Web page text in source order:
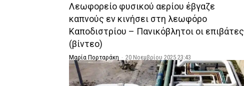
Λεωφορείο φυσικού αερίου έβγαζε
καπνούς εν κινήσει στη λεωφόρο
Καποδιστρίου – Πανικόβλητοι οι επιβάτες
(βίντεο)
Μαρία Πορταράκη - 20 Νοεμβρίου 2025 23:43